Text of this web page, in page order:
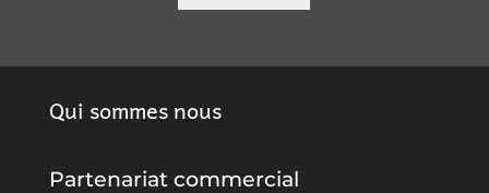
Qui sommes nous
Partenariat commercial